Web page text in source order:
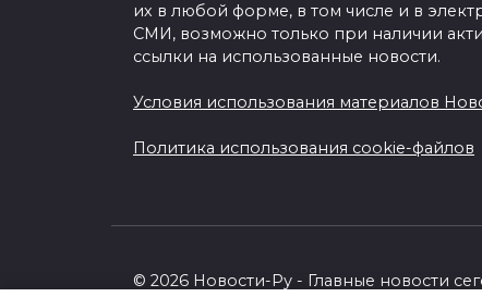
их в любой форме, в том числе и в
СМИ, возможно только при наличии
ссылки на использованные новости.
Условия использования материалов
Политика использования cookie-файлов
© 2026 Новости-Ру - Главные новости